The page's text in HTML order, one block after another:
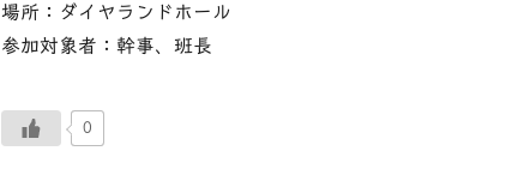
場所：ダイヤランドホール
参加対象者：幹事、班長
0